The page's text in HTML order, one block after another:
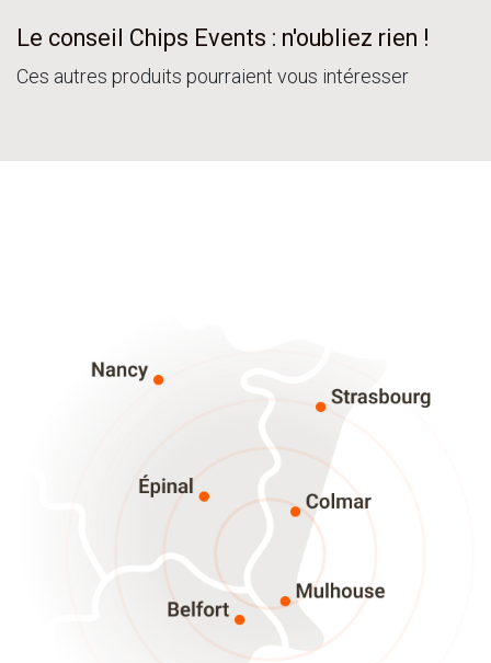
Le conseil Chips Events : n'oubliez rien !
Ces autres produits pourraient vous intéresser